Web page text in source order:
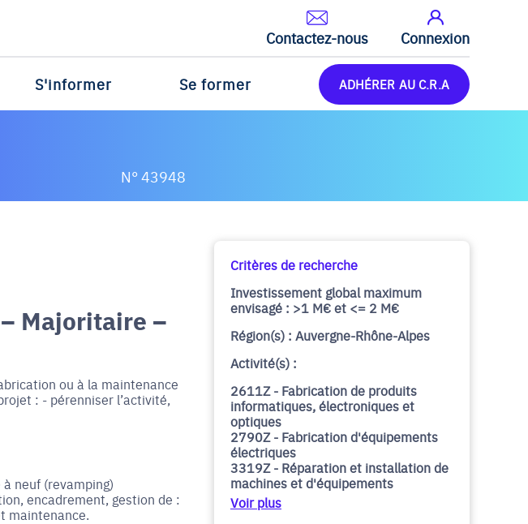
Contactez-nous Connexion
S'informer Se former ADHÉRER AU C.R.A
N° 43948
Majoritaire –
ou à la maintenance
: - pérenniser l’activité,
neuf (revamping)
encadrement, gestion de :
maintenance.
Critères de recherche
Investissement global maximum
envisagé : >1 M€ et <= 2 M€
Région(s) : Auvergne-Rhône-Alpes
Activité(s) :
2611Z - Fabrication de produits
informatiques, électroniques et
optiques
2790Z - Fabrication d'équipements
électriques
3319Z - Réparation et installation de
machines et d'équipements
Voir plus